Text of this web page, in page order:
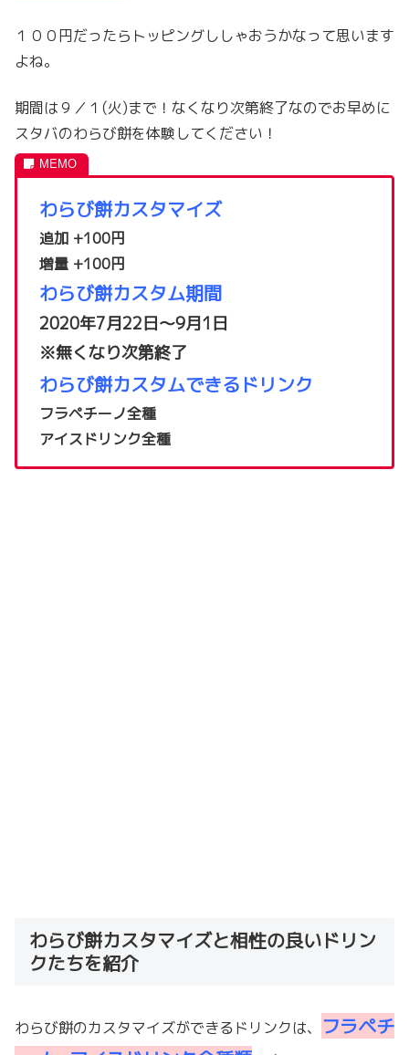
１００円だったらトッピングししゃおうかなって思います
よね。
期間は９／１(火)まで！なくなり次第終了なのでお早めに
スタバのわらび餅を体験してください！
わらび餅カスタマイズ
追加 +100円
増量 +100円
わらび餅カスタム期間
2020年7月22日～9月1日
※無くなり次第終了
わらび餅カスタムできるドリンク
フラペチーノ全種
アイスドリンク全種
わらび餅カスタマイズと相性の良いドリン
クたちを紹介
わらび餅のカスタマイズができるドリンクは、 フラペチ